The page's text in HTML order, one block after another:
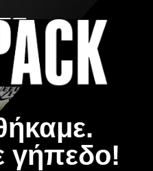
γήπεδο!